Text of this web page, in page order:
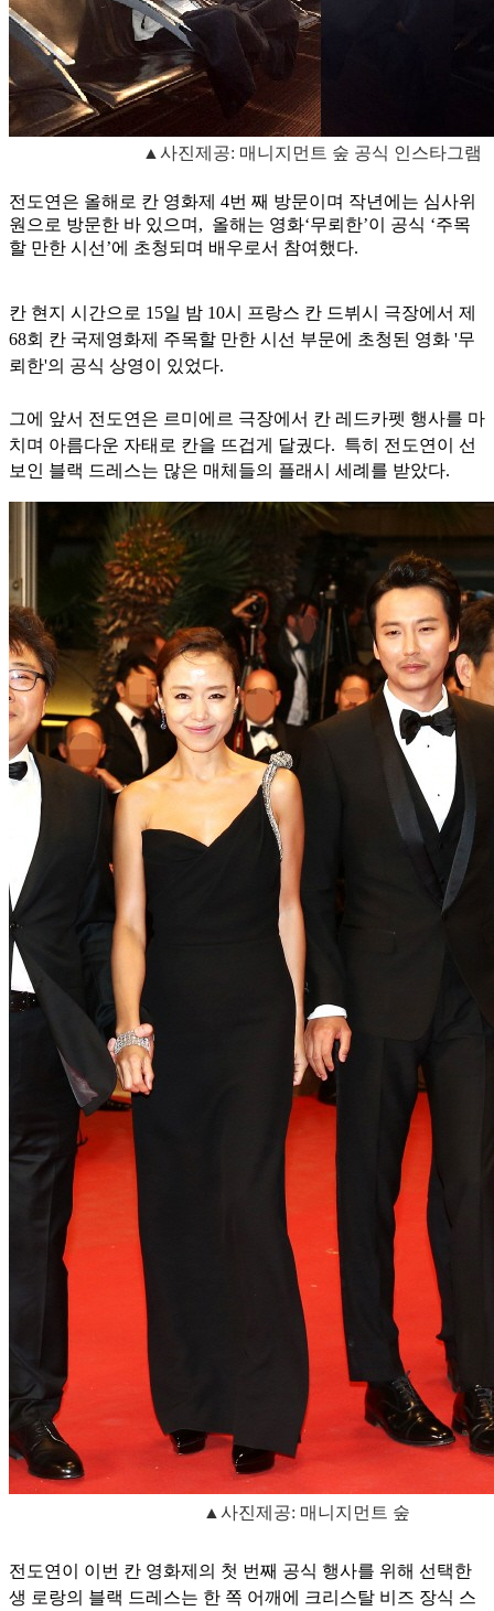
▲사진제공: 매니지먼트 숲 공식 인스타그램
전도연은 올해로 칸 영화제 4번 째 방문이며 작년에는 심사위
원으로 방문한 바 있으며, 올해는 영화‘무뢰한’이 공식 ‘주목
할 만한 시선’에 초청되며 배우로서 참여했다.
칸 현지 시간으로 15일 밤 10시 프랑스 칸 드뷔시 극장에서 제
68회 칸 국제영화제 주목할 만한 시선 부문에 초청된 영화 '무
뢰한'의 공식 상영이 있었다.
그에 앞서 전도연은 르미에르 극장에서 칸 레드카펫 행사를 마
치며 아름다운 자태로 칸을 뜨겁게 달궜다. 특히 전도연이 선
보인 블랙 드레스는 많은 매체들의 플래시 세례를 받았다.
▲사진제공: 매니지먼트 숲
전도연이 이번 칸 영화제의 첫 번째 공식 행사를 위해 선택한
생 로랑의 블랙 드레스는 한 쪽 어깨에 크리스탈 비즈 장식 스